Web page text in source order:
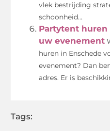
vlek bestrijding
schoonheid...
Partytent huren
uw evenement
huren in Enschede
evenement? Dan
adres. Er is
Tags: